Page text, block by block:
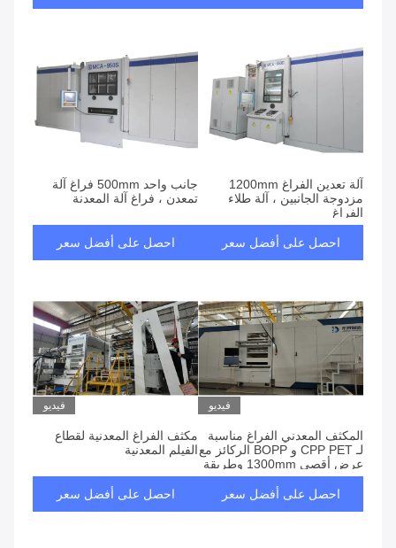
آلة تعدين الفراغ 1200mm
مزدوجة الجانبين ، آلة طلاء
الفراغ
احصل على أفضل سعر
جانب واحد 500mm فراغ آلة
تمعدن ، فراغ آلة المعدنة
احصل على أفضل سعر
فيديو
المكثف المعدني الفراغ مناسبة
لـ CPP PET و BOPP الركائز مع
عرض أقصى 1300mm وطريقة
التبخير التدفئة
احصل على أفضل سعر
فيديو
مكثف الفراغ المعدنية لقطاع
الفيلم المعدنية
احصل على أفضل سعر